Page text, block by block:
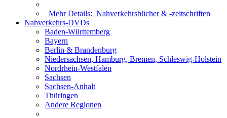
Mehr Details: Nahverkehrsbücher & -zeitschriften
Nahverkehrs-DVDs
Baden-Württemberg
Bayern
Berlin & Brandenburg
Niedersachsen, Hamburg, Bremen, Schleswig-Holstein
Nordrhein-Westfalen
Sachsen
Sachsen-Anhalt
Thüringen
Andere Regionen